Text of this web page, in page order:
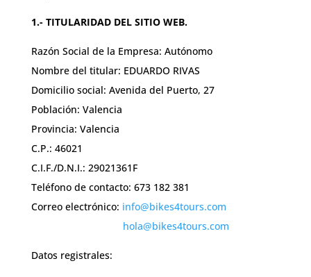
1.- TITULARIDAD DEL SITIO WEB.
Razón Social de la Empresa: Autónomo
Nombre del titular: EDUARDO RIVAS
Domicilio social: Avenida del Puerto, 27
Población: Valencia
Provincia: Valencia
C.P.: 46021
C.I.F./D.N.I.: 29021361F
Teléfono de contacto: 673 182 381
Correo electrónico: info@bikes4tours.com
hola@bikes4tours.com
Datos registrales: